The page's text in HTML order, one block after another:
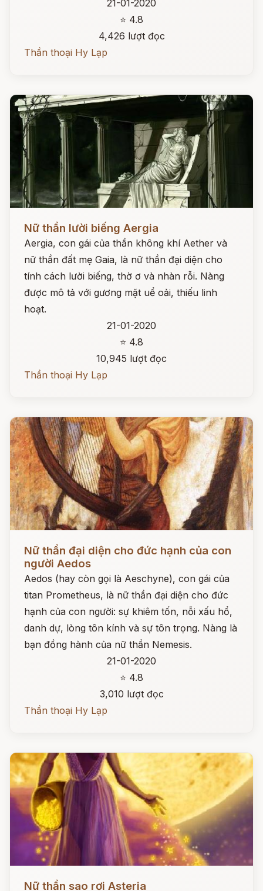
21-01-2020
⭐ 4.8
4,426 lượt đọc
Thần thoại Hy Lạp
Nữ thần lười biếng Aergia
Aergia, con gái của thần không khí Aether và
nữ thần đất mẹ Gaia, là nữ thần đại diện cho
tính cách lười biếng, thờ ơ và nhàn rỗi. Nàng
được mô tả với gương mặt uể oải, thiếu linh
hoạt.
21-01-2020
⭐ 4.8
10,945 lượt đọc
Thần thoại Hy Lạp
Nữ thần đại diện cho đức hạnh của con
người Aedos
Aedos (hay còn gọi là Aeschyne), con gái của
titan Prometheus, là nữ thần đại diện cho đức
hạnh của con người: sự khiêm tốn, nỗi xấu hổ,
danh dự, lòng tôn kính và sự tôn trọng. Nàng là
bạn đồng hành của nữ thần Nemesis.
21-01-2020
⭐ 4.8
3,010 lượt đọc
Thần thoại Hy Lạp
Nữ thần sao rơi Asteria